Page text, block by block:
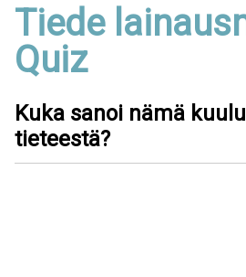
Tiede
Quiz
Kuka sanoi nämä
tieteestä?